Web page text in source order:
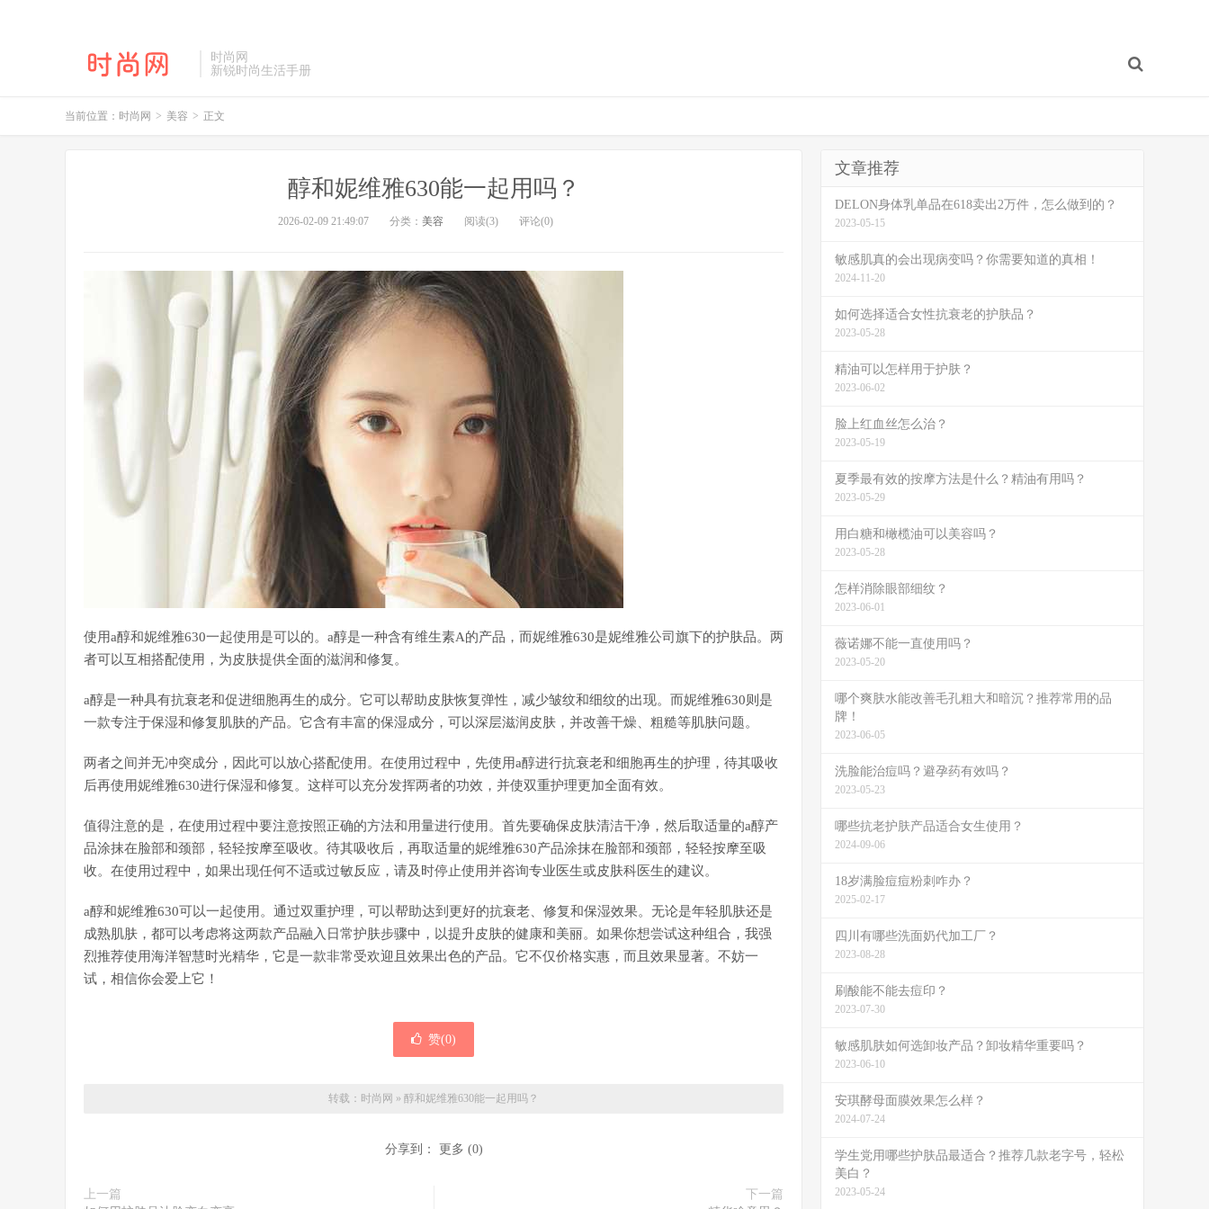
时尚网
新锐时尚生活手册
当前位置： 时尚网 > 美容 > 正文
醇和妮维雅630能一起用吗？
2026-02-09 21:49:07 分类： 美容 阅读(3) 评论(0)
使用a醇和妮维雅630一起使用是可以的。a醇是一种含有维生素A的产品，而妮维雅630是妮维雅公司旗下的护肤品。两
者可以互相搭配使用，为皮肤提供全面的滋润和修复。
a醇是一种具有抗衰老和促进细胞再生的成分。它可以帮助皮肤恢复弹性，减少皱纹和细纹的出现。而妮维雅630则是
一款专注于保湿和修复肌肤的产品。它含有丰富的保湿成分，可以深层滋润皮肤，并改善干燥、粗糙等肌肤问题。
两者之间并无冲突成分，因此可以放心搭配使用。在使用过程中，先使用a醇进行抗衰老和细胞再生的护理，待其吸收
后再使用妮维雅630进行保湿和修复。这样可以充分发挥两者的功效，并使双重护理更加全面有效。
值得注意的是，在使用过程中要注意按照正确的方法和用量进行使用。首先要确保皮肤清洁干净，然后取适量的a醇产
品涂抹在脸部和颈部，轻轻按摩至吸收。待其吸收后，再取适量的妮维雅630产品涂抹在脸部和颈部，轻轻按摩至吸
收。在使用过程中，如果出现任何不适或过敏反应，请及时停止使用并咨询专业医生或皮肤科医生的建议。
a醇和妮维雅630可以一起使用。通过双重护理，可以帮助达到更好的抗衰老、修复和保湿效果。无论是年轻肌肤还是
成熟肌肤，都可以考虑将这两款产品融入日常护肤步骤中，以提升皮肤的健康和美丽。如果你想尝试这种组合，我强
烈推荐使用海洋智慧时光精华，它是一款非常受欢迎且效果出色的产品。它不仅价格实惠，而且效果显著。不妨一
试，相信你会爱上它！
赞(0)
转载： 时尚网 » 醇和妮维雅630能一起用吗？
分享到： 更多 (0)
上一篇
下一篇
文章推荐
DELON身体乳单品在618卖出2万件，怎么做到的？
2023-05-15
敏感肌真的会出现病变吗？你需要知道的真相！
2024-11-20
如何选择适合女性抗衰老的护肤品？
2023-05-28
精油可以怎样用于护肤？
2023-06-02
脸上红血丝怎么治？
2023-05-19
夏季最有效的按摩方法是什么？精油有用吗？
2023-05-29
用白糖和橄榄油可以美容吗？
2023-05-28
怎样消除眼部细纹？
2023-06-01
薇诺娜不能一直使用吗？
2023-05-20
哪个爽肤水能改善毛孔粗大和暗沉？推荐常用的品
牌！
2023-06-05
洗脸能治痘吗？避孕药有效吗？
2023-05-23
哪些抗老护肤产品适合女生使用？
2024-09-06
18岁满脸痘痘粉刺咋办？
2025-02-17
四川有哪些洗面奶代加工厂？
2023-08-28
刷酸能不能去痘印？
2023-07-30
敏感肌肤如何选卸妆产品？卸妆精华重要吗？
2023-06-10
安琪酵母面膜效果怎么样？
2024-07-24
学生党用哪些护肤品最适合？推荐几款老字号，轻松
美白？
2023-05-24